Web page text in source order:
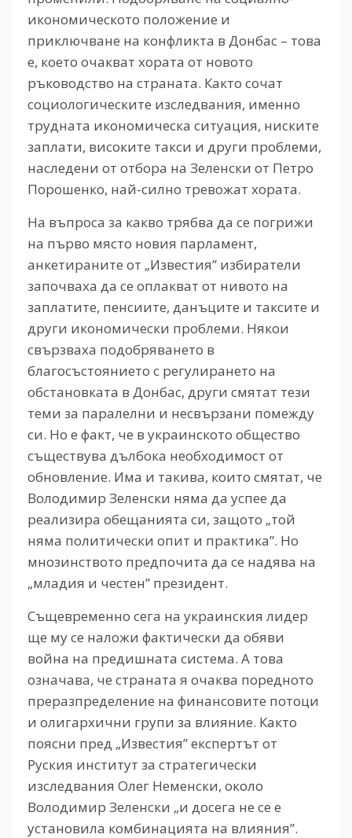
икономическото положение и
приключване на конфликта в Донбас – това
е, което очакват хората от новото
ръководство на страната. Както сочат
социологическите изследвания, именно
трудната икономическа ситуация, ниските
заплати, високите такси и други проблеми,
наследени от отбора на Зеленски от Петро
Порошенко, най-силно тревожат хората.
На въпроса за какво трябва да се погрижи
на първо място новия парламент,
анкетираните от „Известия” избиратели
започваха да се оплакват от нивото на
заплатите, пенсиите, данъците и таксите и
други икономически проблеми. Някои
свързваха подобряването в
благосъстоянието с регулирането на
обстановката в Донбас, други смятат тези
теми за паралелни и несвързани помежду
си. Но е факт, че в украинското общество
съществува дълбока необходимост от
обновление. Има и такива, които смятат, че
Володимир Зеленски няма да успее да
реализира обещанията си, защото „той
няма политически опит и практика”. Но
мнозинството предпочита да се надява на
„младия и честен” президент.
Същевременно сега на украинския лидер
ще му се наложи фактически да обяви
война на предишната система. А това
означава, че страната я очаква поредното
преразпределение на финансовите потоци
и олигархични групи за влияние. Както
поясни пред „Известия” експертът от
Руския институт за стратегически
изследвания Олег Неменски, около
Володимир Зеленски „и досега не се е
установила комбинацията на влияния”.